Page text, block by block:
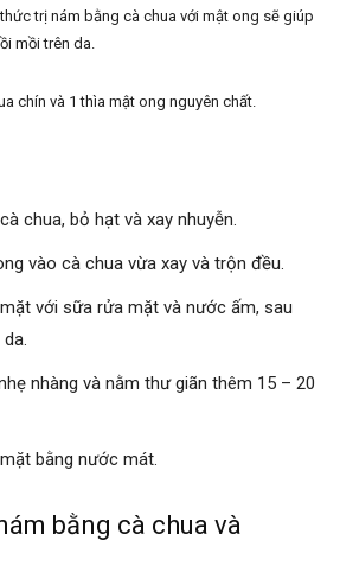
trị nám bằng cà chua với mật ong sẽ giúp
mồi trên da.
chín và 1 thìa mật ong nguyên chất.
chua, bỏ hạt và xay nhuyễn.
vào cà chua vừa xay và trộn đều.
với sữa rửa mặt và nước ấm, sau
nhàng và nằm thư giãn thêm 15 – 20
bằng nước mát.
bằng cà chua và